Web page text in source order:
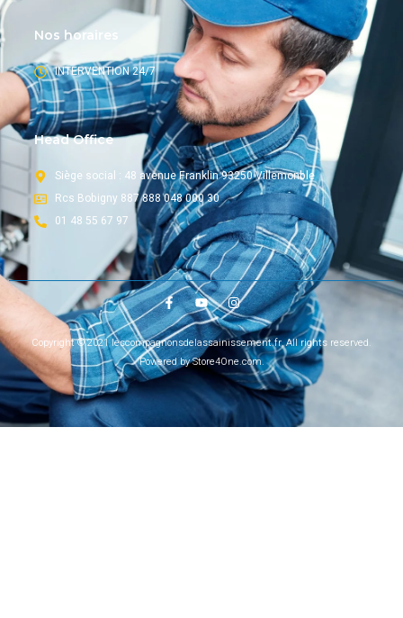
Nos horaires
INTERVENTION 24/7
Head Office
Siège social : 48 avenue Franklin 93250 Villemonble
Rcs Bobigny 887 888 048 000 30
01 48 55 67 97
Copyright © 2021 lescompagnonsdelassainissement.fr, All rights reserved.
Powered by Store4One.com.